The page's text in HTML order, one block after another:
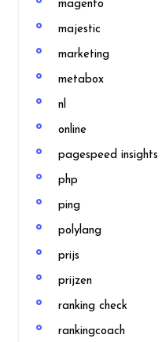
magento
majestic
marketing
metabox
nl
online
pagespeed insights
php
ping
polylang
prijs
prijzen
ranking check
rankingcoach